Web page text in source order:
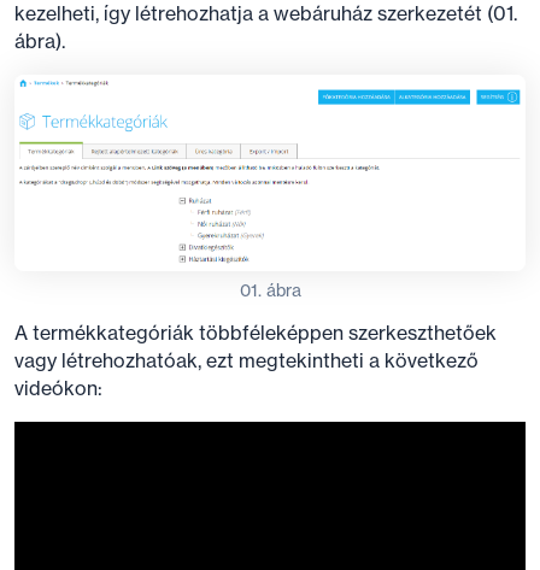
kezelheti, így létrehozhatja a webáruház szerkezetét (01.
ábra).
01. ábra
A termékkategóriák többféleképpen szerkeszthetőek
vagy létrehozhatóak, ezt megtekintheti a következő
videókon: